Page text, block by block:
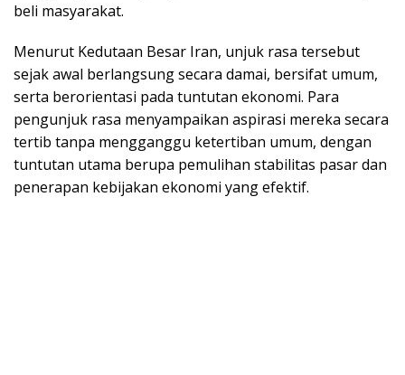
beli masyarakat.
Menurut Kedutaan Besar Iran, unjuk rasa tersebut
sejak awal berlangsung secara damai, bersifat umum,
serta berorientasi pada tuntutan ekonomi. Para
pengunjuk rasa menyampaikan aspirasi mereka secara
tertib tanpa mengganggu ketertiban umum, dengan
tuntutan utama berupa pemulihan stabilitas pasar dan
penerapan kebijakan ekonomi yang efektif.